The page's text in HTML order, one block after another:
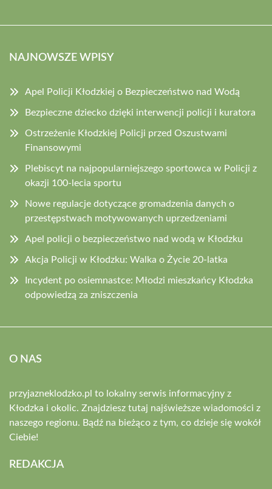
NAJNOWSZE WPISY
Apel Policji Kłodzkiej o Bezpieczeństwo nad Wodą
Bezpieczne dziecko dzięki interwencji policji i kuratora
Ostrzeżenie Kłodzkiej Policji przed Oszustwami
Finansowymi
Plebiscyt na najpopularniejszego sportowca w Policji z
okazji 100-lecia sportu
Nowe regulacje dotyczące gromadzenia danych o
przestępstwach motywowanych uprzedzeniami
Apel policji o bezpieczeństwo nad wodą w Kłodzku
Akcja Policji w Kłodzku: Walka o Życie 20-latka
Incydent po osiemnastce: Młodzi mieszkańcy Kłodzka
odpowiedzą za zniszczenia
O NAS
przyjazneklodzko.pl to lokalny serwis informacyjny z
Kłodzka i okolic. Znajdziesz tutaj najświeższe wiadomości z
naszego regionu. Bądź na bieżąco z tym, co dzieje się wokół
Ciebie!
REDAKCJA